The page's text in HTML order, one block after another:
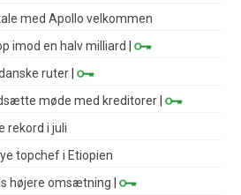
med Apollo velkommen
imod en halv milliard
|
ruter |
møde med kreditorer |
rekord i juli
topchef i Etiopien
højere omsætning |